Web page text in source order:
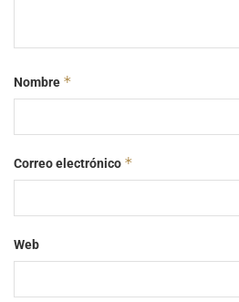
Nombre *
Correo electrónico *
Web